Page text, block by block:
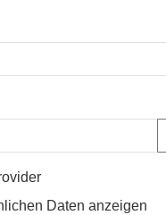
Daten anzeigen